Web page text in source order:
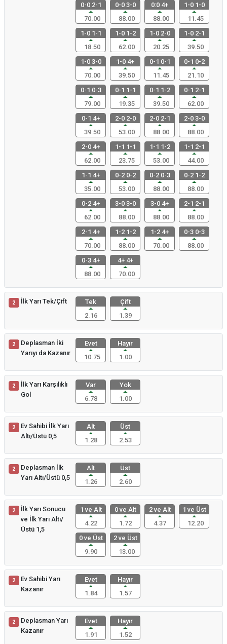
0-0 2-1
70.00
0-0 3-0
88.00
0:0 4+
88.00
1-0 1-0
11.45
1-0 1-1
18.50
1-0 1-2
62.00
1-0 2-0
20.25
1-0 2-1
39.50
1-0 3-0
70.00
1-0 4+
39.50
0-1 0-1
11.45
0-1 0-2
21.10
0-1 0-3
79.00
0-1 1-1
19.35
0-1 1-2
39.50
0-1 2-1
62.00
0-1 4+
39.50
2-0 2-0
53.00
2-0 2-1
88.00
2-0 3-0
88.00
2-0 4+
62.00
1-1 1-1
23.75
1-1 1-2
53.00
1-1 2-1
44.00
1-1 4+
35.00
0-2 0-2
53.00
0-2 0-3
88.00
0-2 1-2
88.00
0-2 4+
62.00
3-0 3-0
88.00
3-0 4+
88.00
2-1 2-1
88.00
2-1 4+
70.00
1-2 1-2
88.00
1-2 4+
70.00
0-3 0-3
88.00
0-3 4+
88.00
4+ 4+
70.00
2 İlk Yarı Tek/Çift
Tek
2.16
Çift
1.39
2
Deplasman İki
Yarıyı da Kazanır
Evet
10.75
Hayır
1.00
2
İlk Yarı Karşılıklı
Gol
Var
6.78
Yok
1.00
2
Ev Sahibi İlk Yarı
Altı/Üstü 0,5
Alt
1.28
Üst
2.53
2
Deplasman İlk
Yarı Altı/Üstü 0,5
Alt
1.26
Üst
2.60
2
İlk Yarı Sonucu
ve İlk Yarı Altı/
Üstü 1,5
1 ve Alt
4.22
0 ve Alt
1.72
2 ve Alt
4.37
1 ve Üst
12.20
0 ve Üst
9.90
2 ve Üst
13.00
2
Ev Sahibi Yarı
Kazanır
Evet
1.84
Hayır
1.57
2
Deplasman Yarı
Kazanır
Evet
1.91
Hayır
1.52